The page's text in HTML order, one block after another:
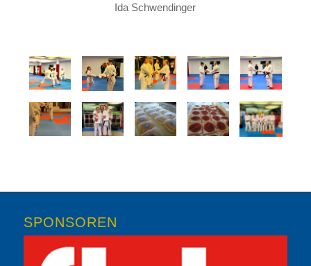
Ida Schwendinger
SPONSOREN